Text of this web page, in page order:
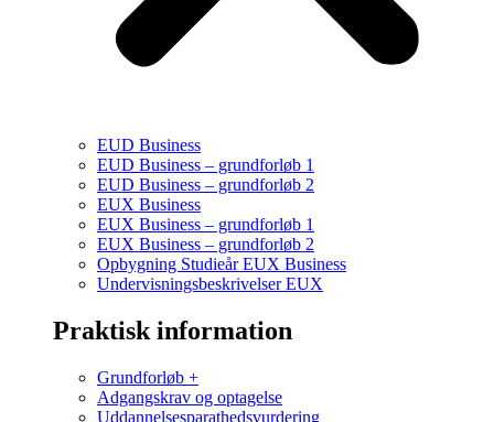
EUD Business
EUD Business – grundforløb 1
EUD Business – grundforløb 2
EUX Business
EUX Business – grundforløb 1
EUX Business – grundforløb 2
Opbygning Studieår EUX Business
Undervisningsbeskrivelser EUX
Praktisk information
Grundforløb +
Adgangskrav og optagelse
Uddannelsesparathedsvurdering